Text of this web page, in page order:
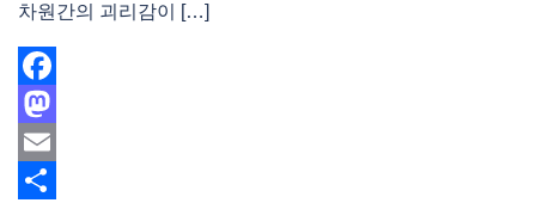
차원간의 괴리감이 […]
Facebook
Mastodon
Email